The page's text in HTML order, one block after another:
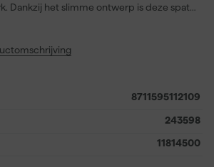
Dankzij het slimme ontwerp is deze spatel
die aan de spatel blijven kleven,
netjes en efficiënt, zonder ongewenste
achter te laten. Met deze kitspatel zorg
elke ruimte.
8711595112109
243598
11814500